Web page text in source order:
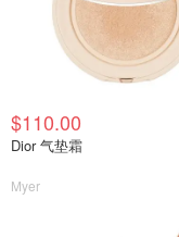
$110.00
Dior 气垫霜
Myer